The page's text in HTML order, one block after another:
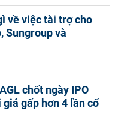
về việc tài trợ cho
Sungroup và
chốt ngày IPO
gấp hơn 4 lần cổ